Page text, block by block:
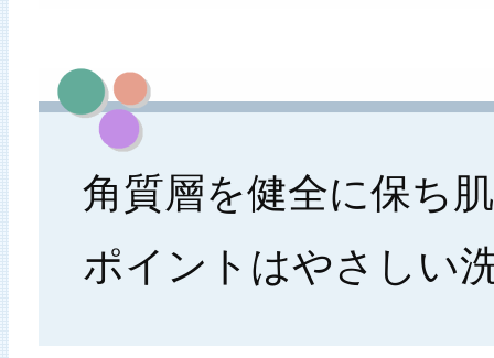
角質層を健全に保ち
ポイントはやさしい